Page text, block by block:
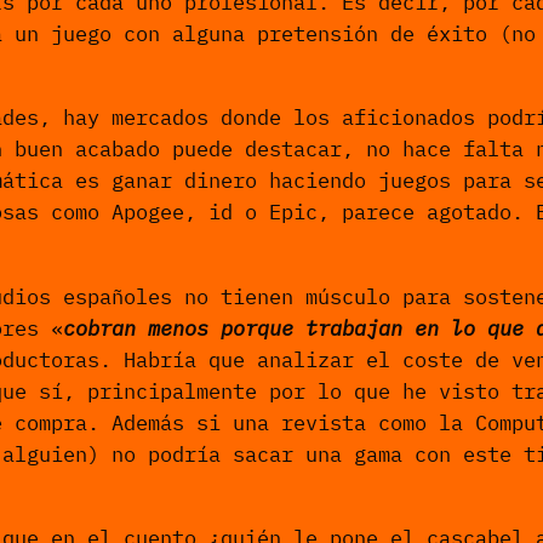
un juego con alguna pretensión de éxito
hay mercados donde los aficionados
acabado puede destacar, no hace falta
es ganar dinero haciendo juegos para
como Apogee, id o Epic, parece agotado.
españoles no tienen músculo para
«cobran menos porque trabajan en lo que
Habría que analizar el coste de
sí, principalmente por lo que he visto
Además si una revista como la
alguien) no podría sacar una gama con